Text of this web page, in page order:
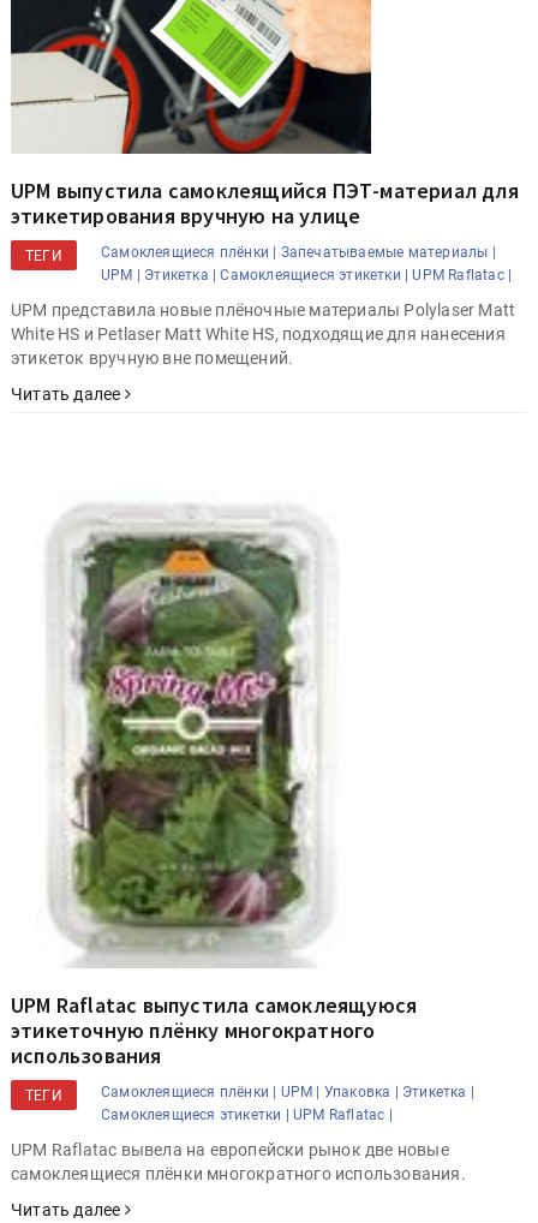
UPM выпустила самоклеящийся ПЭТ-материал для
этикетирования вручную на улице
ТЕГИ Самоклеящиеся плёнки |
Запечатываемые материалы |
UPM |
Этикетка | Самоклеящиеся этикетки | UPM Raflatac |
UPM представила новые плёночные материалы Polylaser Matt
White HS и Petlaser Matt White HS, подходящие для нанесения
этикеток вручную вне помещений.
Читать далее
UPM Raflatac выпустила самоклеящуюся
этикеточную плёнку многократного
использования
ТЕГИ Самоклеящиеся плёнки | UPM | Упаковка |
Этикетка |
Самоклеящиеся этикетки |
UPM Raflatac |
UPM Raflatac вывела на европейски рынок две новые
самоклеящиеся плёнки многократного использования.
Читать далее